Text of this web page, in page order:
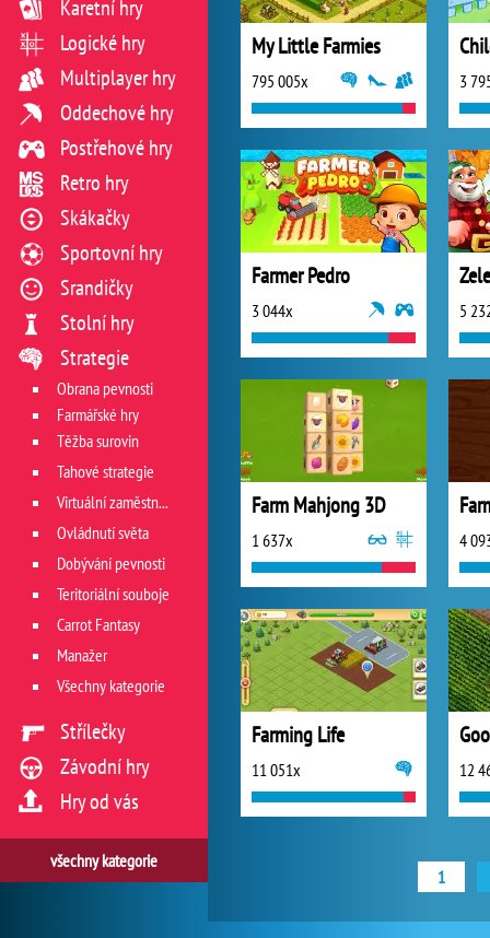
My Little Farmies
795 005x 3
Farmer Pedro
3 044x 5
Farm Mahjong 3D
1 637x 4
Farming Life
11 051x 12
1
Karetní hry
Logické hry
Multiplayer hry
Oddechové hry
Postřehové hry
Retro hry
Skákačky
Sportovní hry
Srandičky
Stolní hry
Strategie
Obrana pevnosti
Farmářské hry
Těžba surovin
Tahové strategie
Virtuální zaměstnání
Ovládnutí světa
Dobývání pevnosti
Teritoriální souboje
Carrot Fantasy
Manažer
Všechny kategorie
Střílečky
Závodní hry
Hry od vás
všechny kategorie